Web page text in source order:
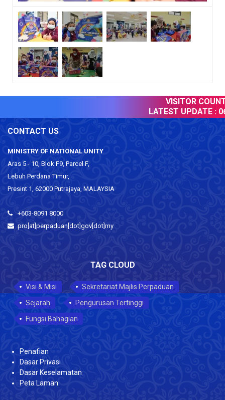
VISITOR
LATEST UPDATE :
CONTACT US
MINISTRY OF NATIONAL UNITY
Aras 5 - 10, Blok F9, Parcel F,
Lebuh Perdana Timur,
Presint 1, 62000 Putrajaya, MALAYSIA
+603-8091 8000
pro[at]perpaduan[dot]gov[dot]my
TAG CLOUD
Visi & Misi
Sekretariat Majlis Perpaduan
Sejarah
Pengurusan Tertinggi
Fungsi Bahagian
Penafian
Dasar Privasi
Dasar Keselamatan
Peta Laman